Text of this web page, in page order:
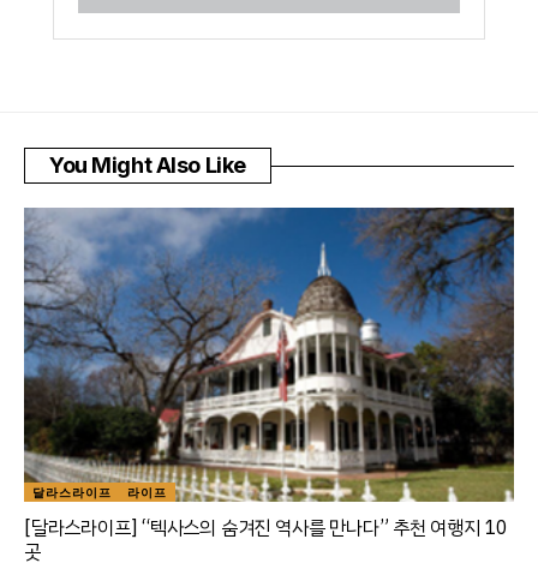
You Might Also Like
달라스라이프 라이프
[달라스라이프] “텍사스의 숨겨진 역사를 만나다” 추천 여행지 10
곳